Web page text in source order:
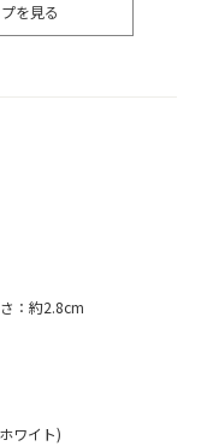
を見る
：約2.8cm
ワイト)